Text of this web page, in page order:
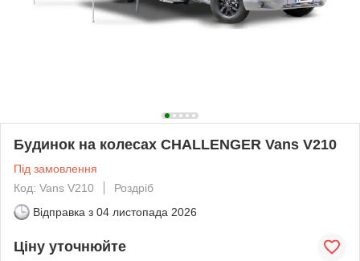
Будинок на колесах CHALLENGER Vans V210
Під замовлення
Код: Vans V210
Роздріб
Відправка з 04 листопада 2026
Ціну уточнюйте